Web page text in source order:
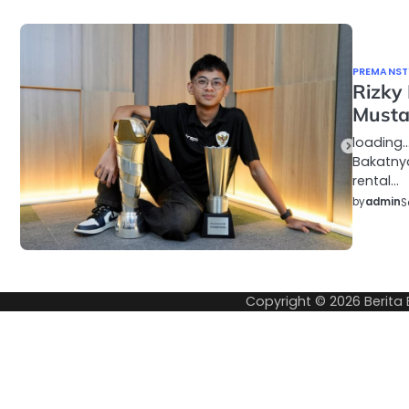
Rizky
rental…
byadmin
Copyright © 2026 Berita